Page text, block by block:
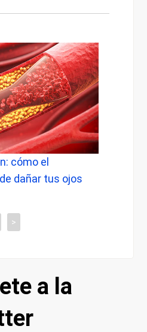
Dolor de cabeza al
cuándo preocuparse y
>
a la